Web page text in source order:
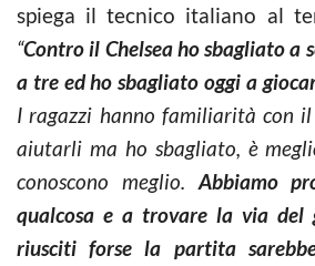
spiega il tecnico italiano al
“Contro il Chelsea ho sbagliato a
a tre ed ho sbagliato oggi a
I ragazzi hanno familiarità con
aiutarli ma ho sbagliato, è
conoscono meglio. Abbiamo
qualcosa e a trovare la via del
riusciti forse la partita